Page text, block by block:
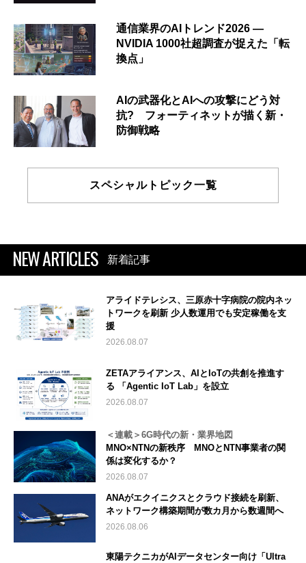
通信業界のAIトレンド2026 ―
NVIDIA 1000社超調査が捉えた「転
換点」
AIの武器化とAIへの攻撃にどう対
抗? フォーティネットが描く新・
防御戦略
スペシャルトピック一覧
NEW ARTICLES 新着記事
アライドテレシス、三原赤十字病院の院内ネッ
トワークを刷新 少人数運用でも安定稼働を支
援
2026.08.07
ZETAアライアンス、AIとIoTの共創を推進す
る 「Agentic IoT Lab」を設立
2026.08.07
＜連載＞6G時代の新・業界地図
MNO×NTNの新秩序 MNOとNTN事業者の関
係は変化するか？
2026.08.07
ANAがエクイニクスとクラウド接続を刷新、
ネットワーク構築期間が数カ月から数週間へ
2026.08.06
東陽テクニカがAIデータセンター向け「Ultra